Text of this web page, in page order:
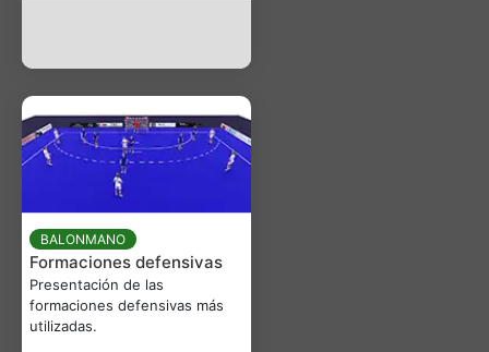
BALONMANO
Formaciones defensivas
Presentación de las
formaciones defensivas más
utilizadas.